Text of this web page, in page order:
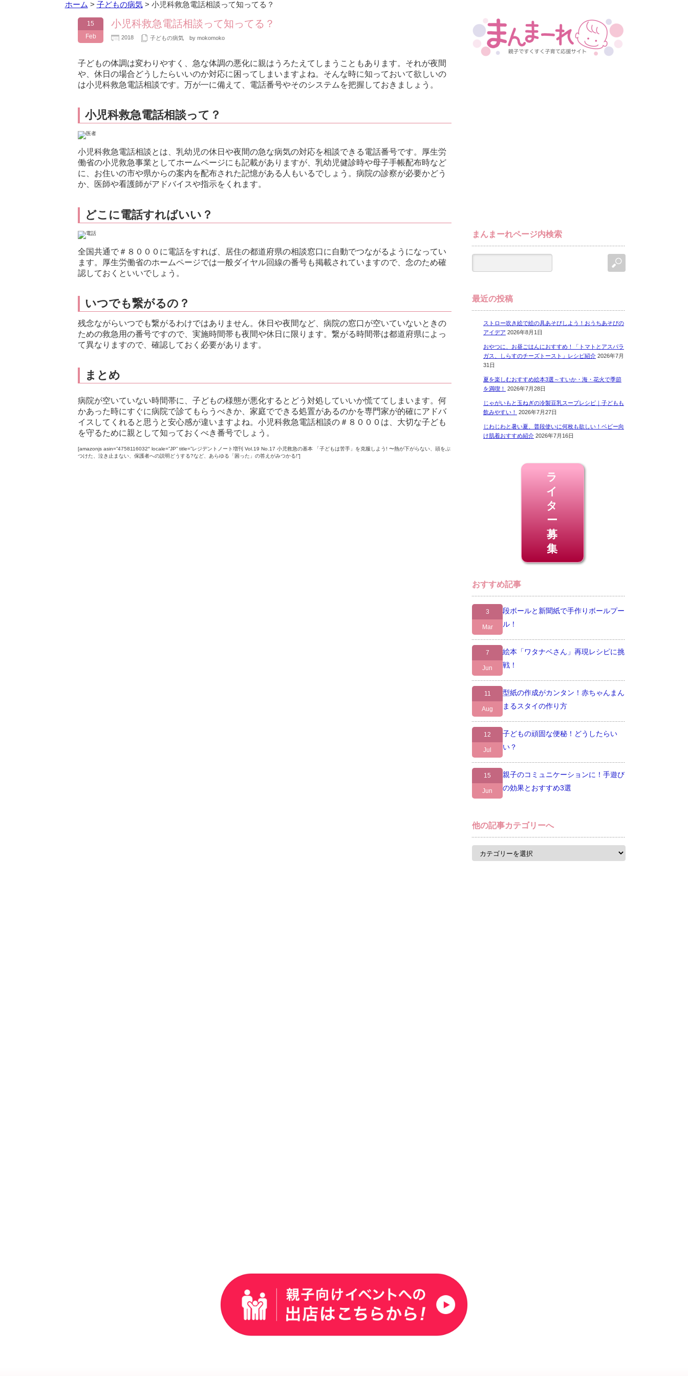
ホーム > 子どもの病気> 小児科救急電話相談って知ってる？
15
Feb
小児科救急電話相談って知ってる？
2018 子どもの病気 by mokomoko
子どもの体調は変わりやすく、急な体調の悪化に親はうろたえてしまうこともあります。それが夜間
や、休日の場合どうしたらいいのか対応に困ってしまいますよね。そんな時に知っておいて欲しいの
は小児科救急電話相談です。万が一に備えて、電話番号やそのシステムを把握しておきましょう。
小児科救急電話相談って？
小児科救急電話相談とは、乳幼児の休日や夜間の急な病気の対応を相談できる電話番号です。厚生労
働省の小児救急事業としてホームページにも記載がありますが、乳幼児健診時や母子手帳配布時など
に、お住いの市や県からの案内を配布された記憶がある人もいるでしょう。病院の診察が必要かどう
か、医師や看護師がアドバイスや指示をくれます。
どこに電話すればいい？
全国共通で＃８０００に電話をすれば、居住の都道府県の相談窓口に自動でつながるようになってい
ます。厚生労働省のホームページでは一般ダイヤル回線の番号も掲載されていますので、念のため確
認しておくといいでしょう。
いつでも繋がるの？
残念ながらいつでも繋がるわけではありません。休日や夜間など、病院の窓口が空いていないときの
ための救急用の番号ですので、実施時間帯も夜間や休日に限ります。繋がる時間帯は都道府県によっ
て異なりますので、確認しておく必要があります。
まとめ
病院が空いていない時間帯に、子どもの様態が悪化するとどう対処していいか慌ててしまいます。何
かあった時にすぐに病院で診てもらうべきか、家庭でできる処置があるのかを専門家が的確にアドバ
イスしてくれると思うと安心感が違いますよね。小児科救急電話相談の＃８０００は、大切な子ども
を守るために親として知っておくべき番号でしょう。
[amazonjs asin=”4758116032″ locale=”JP” title=”レジデントノート増刊 Vol.19 No.17 小児救急の基本 「子どもは苦手」を克服しよう! 〜熱が下がらない、頭をぶ
つけた、泣き止まない、保護者への説明どうする?など、あらゆる「困った」の答えがみつかる!”]
まんまーれページ内検索
最近の投稿
ストロー吹き絵で絵の具あそびしよう！おうちあそびの
アイデア 2026年8月1日
おやつに、お昼ごはんにおすすめ！「トマトとアスパラ
ガス、しらすのチーズトースト」レシピ紹介 2026年7月
31日
夏を楽しむおすすめ絵本3選～すいか・海・花火で季節
を満喫！
2026年7月28日
じゃがいもと玉ねぎの冷製豆乳スープレシピ｜子どもも
飲みやすい！
2026年7月27日
じわじわと暑い夏、普段使いに何枚も欲しい！ベビー向
け肌着おすすめ紹介 2026年7月16日
ラ
イ
タ
ー
募
集
おすすめ記事
3
Mar
段ボールと新聞紙で手作りボールプー
ル！
7
Jun
絵本「ワタナベさん」再現レシピに挑
戦！
11
Aug
型紙の作成がカンタン！赤ちゃんまん
まるスタイの作り方
12
Jul
子どもの頑固な便秘！どうしたらい
い？
15
Jun
親子のコミュニケーションに！手遊び
の効果とおすすめ3選
他の記事カテゴリーへ
他